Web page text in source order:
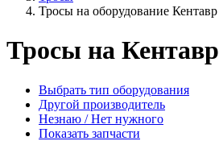
Тросы на оборудование Кентавр
Тросы на Кентавр
Выбрать тип оборудования
Другой производитель
Незнаю / Нет нужного
Показать запчасти